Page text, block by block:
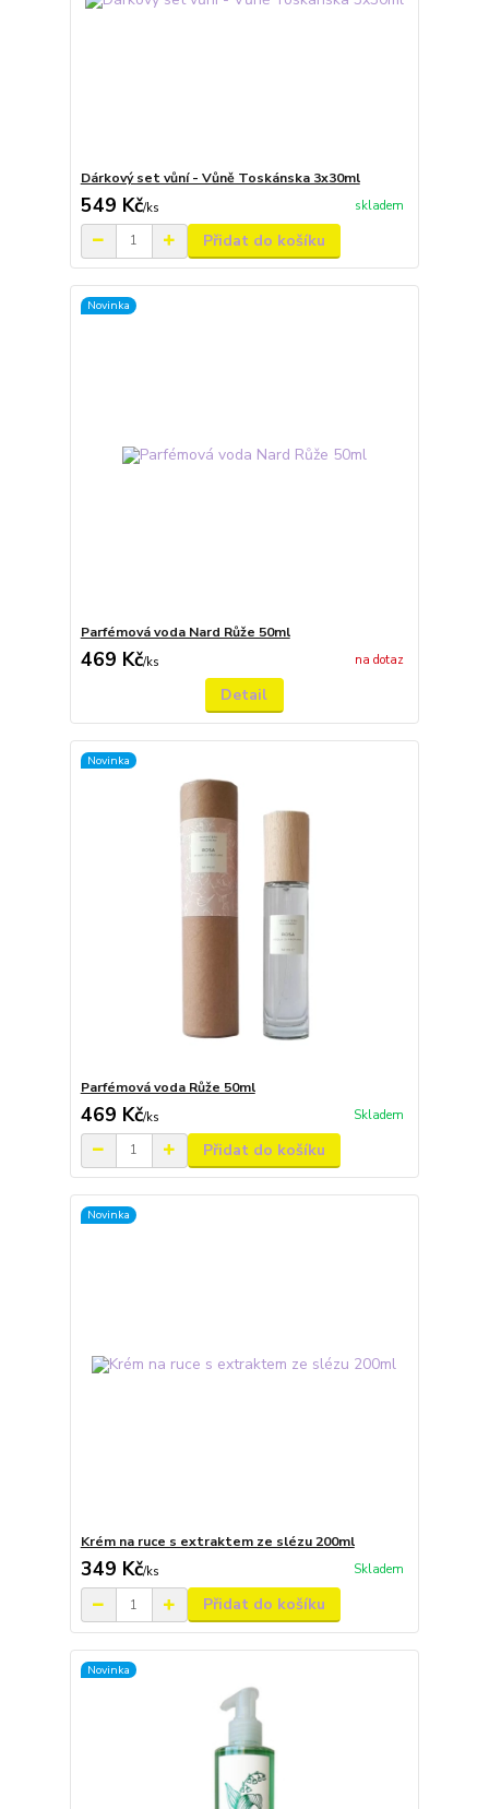
Dárkový set vůní - Vůně Toskánska 3x30ml
549 Kč/ks skladem
Přidat do košíku
Novinka
Parfémová voda Nard Růže 50ml
469 Kč/ks na dotaz
Detail
Novinka
Parfémová voda Růže 50ml
469 Kč/ks Skladem
Přidat do košíku
Novinka
Krém na ruce s extraktem ze slézu 200ml
349 Kč/ks Skladem
Přidat do košíku
Novinka